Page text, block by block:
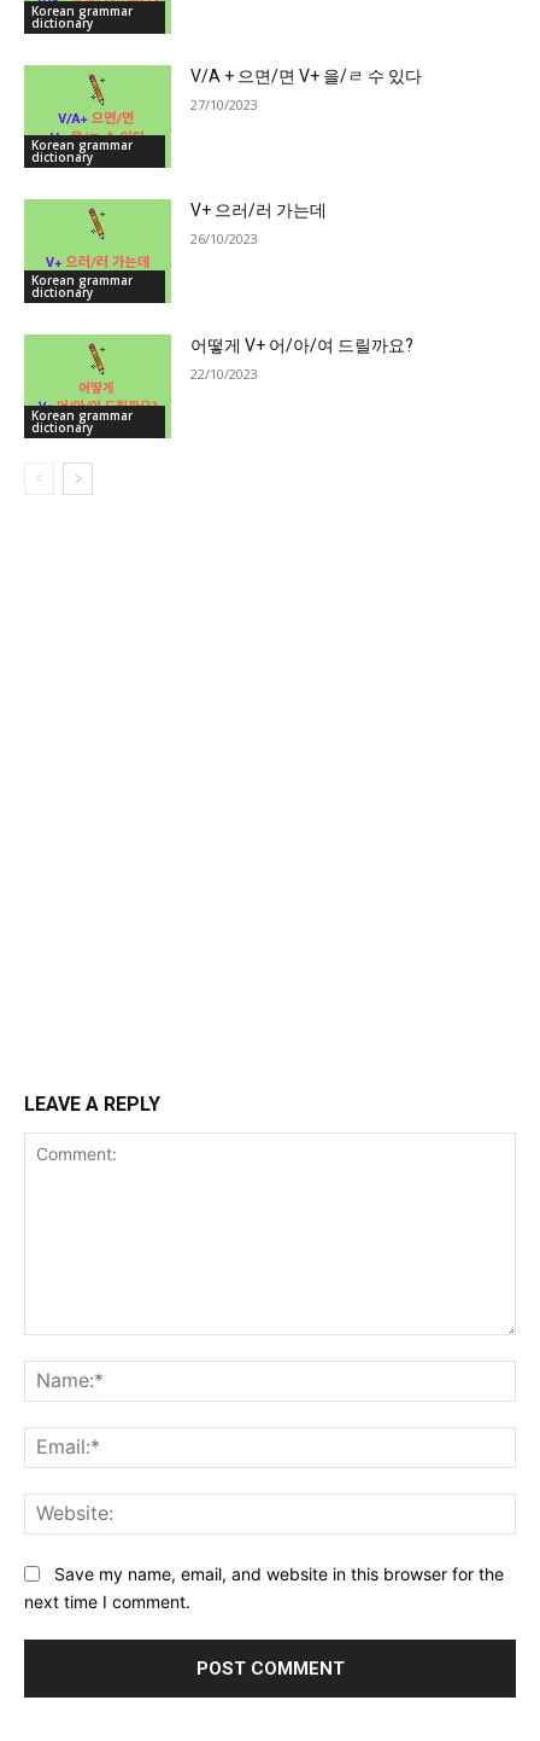
Korean grammar
dictionary
Korean grammar
dictionary
V/A + 으면/면 V+ 을/ㄹ 수 있다
27/10/2023
Korean grammar
dictionary
V+ 으러/러 가는데
26/10/2023
Korean grammar
dictionary
어떻게 V+ 어/아/여 드릴까요?
22/10/2023
LEAVE A REPLY
Save my name, email, and website in this browser for the
next time I comment.